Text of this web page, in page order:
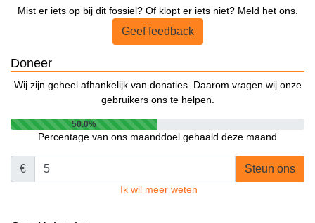
Mist er iets op bij dit fossiel? Of klopt er iets niet? Meld het ons.
Geef feedback
Doneer
Wij zijn geheel afhankelijk van donaties. Daarom vragen wij onze
gebruikers ons te helpen.
50.0%
Percentage van ons maanddoel gehaald deze maand
€ Steun ons
Ik wil meer weten